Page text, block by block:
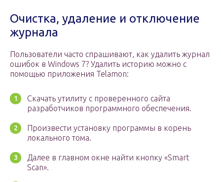
Очистка, удаление и отключение
журнала
Пользователи часто спрашивают, как удалить журнал
ошибок в Windows 7? Удалить историю можно с
помощью приложения Telamon:
Скачать утилиту с проверенного сайта
разработчиков программного обеспечения.
Произвести установку программы в корень
локального тома.
Далее в главном окне найти кнопку «Smart
Scan».